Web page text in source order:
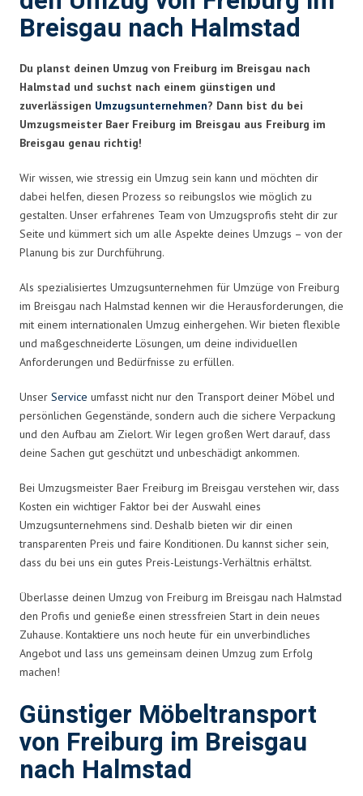
Breisgau nach Halmstad
Du planst deinen Umzug von Freiburg im Breisgau nach
Halmstad und suchst nach einem günstigen und
zuverlässigen Umzugsunternehmen? Dann bist du bei
Umzugsmeister Baer Freiburg im Breisgau aus Freiburg im
Breisgau genau richtig!
Wir wissen, wie stressig ein Umzug sein kann und möchten dir
dabei helfen, diesen Prozess so reibungslos wie möglich zu
gestalten. Unser erfahrenes Team von Umzugsprofis steht dir zur
Seite und kümmert sich um alle Aspekte deines Umzugs – von der
Planung bis zur Durchführung.
Als spezialisiertes Umzugsunternehmen für Umzüge von Freiburg
im Breisgau nach Halmstad kennen wir die Herausforderungen, die
mit einem internationalen Umzug einhergehen. Wir bieten flexible
und maßgeschneiderte Lösungen, um deine individuellen
Anforderungen und Bedürfnisse zu erfüllen.
Unser Service umfasst nicht nur den Transport deiner Möbel und
persönlichen Gegenstände, sondern auch die sichere Verpackung
und den Aufbau am Zielort. Wir legen großen Wert darauf, dass
deine Sachen gut geschützt und unbeschädigt ankommen.
Bei Umzugsmeister Baer Freiburg im Breisgau verstehen wir, dass
Kosten ein wichtiger Faktor bei der Auswahl eines
Umzugsunternehmens sind. Deshalb bieten wir dir einen
transparenten Preis und faire Konditionen. Du kannst sicher sein,
dass du bei uns ein gutes Preis-Leistungs-Verhältnis erhältst.
Überlasse deinen Umzug von Freiburg im Breisgau nach Halmstad
den Profis und genieße einen stressfreien Start in dein neues
Zuhause. Kontaktiere uns noch heute für ein unverbindliches
Angebot und lass uns gemeinsam deinen Umzug zum Erfolg
machen!
Günstiger Möbeltransport
von Freiburg im Breisgau
nach Halmstad